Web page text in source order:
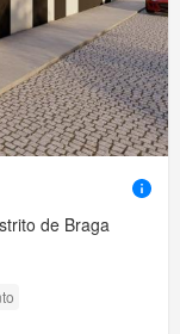
de Braga